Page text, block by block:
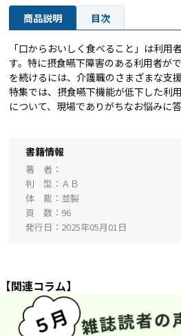
商品説明 目次
「口からおいしく食べること」は利用
す。特に摂食嚥下障害のある利用者が
を続けるには、介護職のさまざまな支
特集では、摂食嚥下機能が低下した利
について、現場でありがちなお悩みに答
書籍情報
著 者
判 型
ＡＢ
体 裁
並製
頁 数
96
発行日
2025年05月01日
【関連コラム】